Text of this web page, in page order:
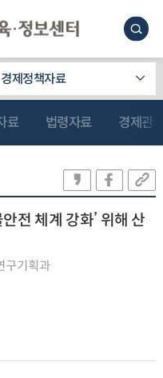
경제정책자료
료 법령자료 경제관
전 체계 강화’ 위해 산
구기획과